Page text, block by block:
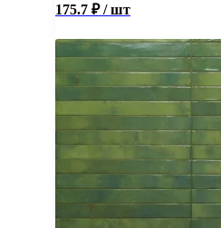
175.7 ₽ / шт